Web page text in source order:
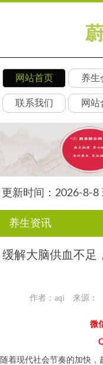
网站首页 养生
联系我们 网站
更新时间：2026-8-8
养生资讯
缓解大脑供血不足
作者：aqi 来源：
微
随着现代社会节奏的加快，